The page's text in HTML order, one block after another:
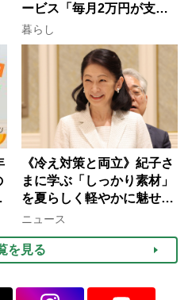
ービス「毎月2万円が支給
される」ケースも【FP解
説】
暮らし
《冷え対策と両立》紀子さ
まに学ぶ「しっかり素材」
を夏らしく軽やかに魅せる
3つの着こなし法則
ニュース
を見る